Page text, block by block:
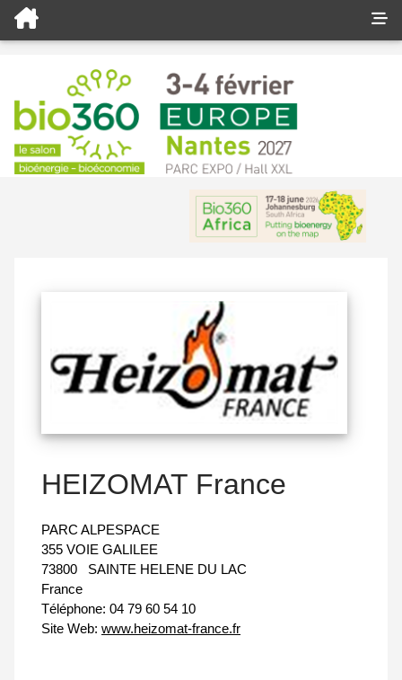
HEIZOMAT France
PARC ALPESPACE
355 VOIE GALILEE
73800
SAINTE HELENE DU LAC
France
Téléphone: 04 79 60 54 10
Site Web: www.heizomat-france.fr